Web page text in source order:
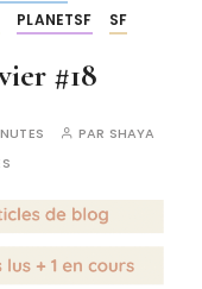
PLANETSF SF
#18
PAR SHAYA